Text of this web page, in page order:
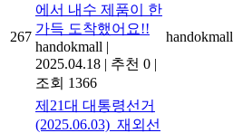
267
에서 내수 제품이 한
가득 도착했어요!!
handokmall |
2025.04.18 | 추천 0 |
조회 1366
handokmall
제21대 대통령선거
(2025.06.03)_재외선